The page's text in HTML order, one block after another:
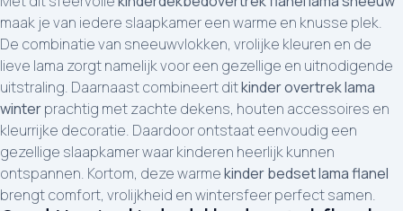
maak je van iedere slaapkamer een warme en knusse plek.
De combinatie van sneeuwvlokken, vrolijke kleuren en de
lieve lama zorgt namelijk voor een gezellige en uitnodigende
uitstraling. Daarnaast combineert ditkinder overtrek lama
winterprachtig met zachte dekens, houten accessoires en
kleurrijke decoratie. Daardoor ontstaat eenvoudig een
gezellige slaapkamer waar kinderen heerlijk kunnen
ontspannen. Kortom, deze warmekinder bedset lama flanel
brengt comfort, vrolijkheid en wintersfeer perfect samen.